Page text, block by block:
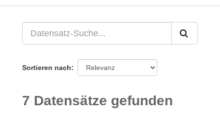
Sortieren nach
7 Datensätze gefunden